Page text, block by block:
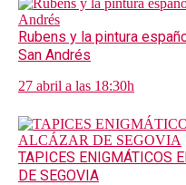
Rubens y la pintura
San Andrés
27 abril a las 18:30h
TAPICES ENIGMÁTICOS
DE SEGOVIA